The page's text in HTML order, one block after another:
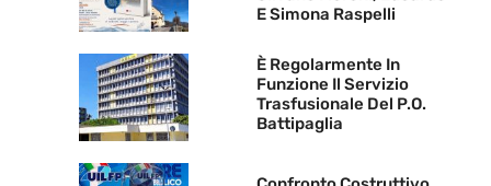
E Simona Raspelli
È Regolarmente In
Funzione Il Servizio
Trasfusionale Del P.O.
Battipaglia